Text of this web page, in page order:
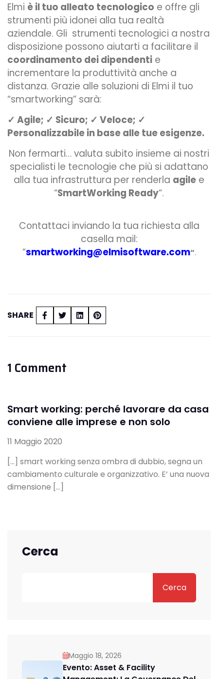
Elmi è il tuo alleato tecnologico e offre gli
strumenti più idonei alla tua realtà
aziendale. Gli strumenti tecnologici a nostra
disposizione possono aiutarti a facilitare il
coordinamento dei dipendenti e
incrementare la produttività anche a
distanza. Grazie alle soluzioni di Elmi il tuo
“smartworking” sarà:
✓ Agile; ✓ Sicuro; ✓ Veloce; ✓
Personalizzabile in base alle tue esigenze.
Non fermarti… valuta subito insieme ai nostri
specialisti le tecnologie che più si adattano
alla tua infrastruttura per renderla agile e
“SmartWorking Ready“.
Contattaci inviando la tua richiesta alla
casella mail:
“smartworking@elmisoftware.com“.
SHARE
1 Comment
Smart working: perché lavorare da casa
conviene alle imprese e non solo
11 Maggio 2020
[…] smart working senza ombra di dubbio, segna un
cambiamento culturale e organizzativo. E’ una nuova
dimensione […]
Cerca
Cerca
Maggio 18, 2026
Evento: Asset & Facility